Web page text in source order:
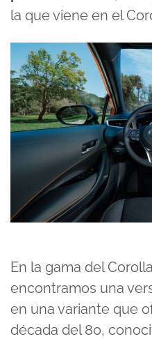
la que viene en el
En la gama del
encontramos una
en una variante que
década del 80,